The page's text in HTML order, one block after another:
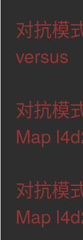
对抗模
versus
对抗模
Map
对抗模
Map